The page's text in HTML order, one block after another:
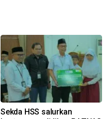
Sekda HSS salurkan